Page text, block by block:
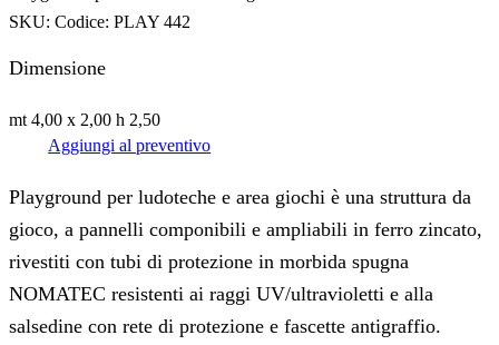
SKU: Codice: PLAY 442
Dimensione
mt 4,00 x 2,00 h 2,50
Aggiungi al preventivo
Playground per ludoteche e area giochi è una struttura da
gioco, a pannelli componibili e ampliabili in ferro zincato,
rivestiti con tubi di protezione in morbida spugna
NOMATEC resistenti ai raggi UV/ultravioletti e alla
salsedine con rete di protezione e fascette antigraffio.